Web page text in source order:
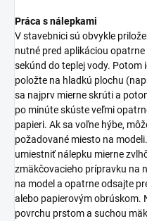
Práca s nálepkami
V stavebnici sú obvykle
nutné pred aplikáciou
sekúnd do teplej vody. Potom
položte na hladkú plochu
sa najprv mierne skrúti a
po minúte skúste veľmi
papieri. Ak sa voľne hýbe,
požadované miesto na
umiestniť nálepku mierne
zmäkčovacieho prípravku na
na model a opatrne odsajte
alebo papierovým obrúskom.
povrchu prstom a suchou